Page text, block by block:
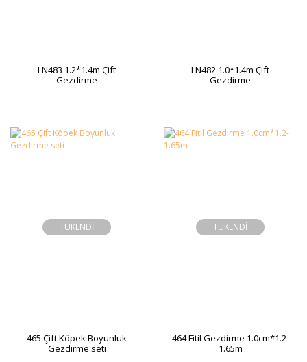
LN483 1.2*1.4m Çift
Gezdirme
LN482 1.0*1.4m Çift
Gezdirme
TÜKENDİ
465 Çift Köpek Boyunluk
Gezdirme seti
TÜKENDİ
464 Fitil Gezdirme 1.0cm*1.2-
1.65m